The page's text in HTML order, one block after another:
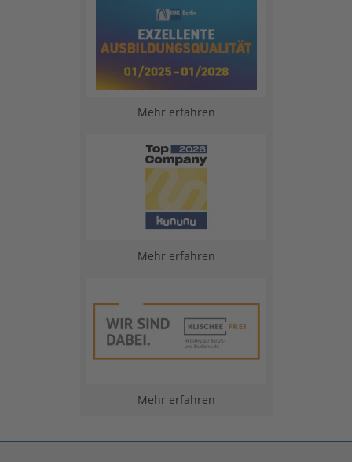
Mehr erfahren
Mehr erfahren
Mehr erfahren